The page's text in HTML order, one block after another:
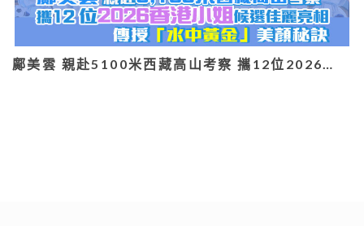
鄺美雲 親赴5100米西藏高山考察 攜12位2026…